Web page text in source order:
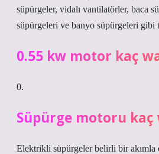
süpürgeler, vidalı vantilatörler, baca
süpürgeleri ve banyo süpürgeleri gibi
0.55 kw motor kaç
0.
Süpürge motoru kaç
Elektrikli süpürgeler belirli bir akımla